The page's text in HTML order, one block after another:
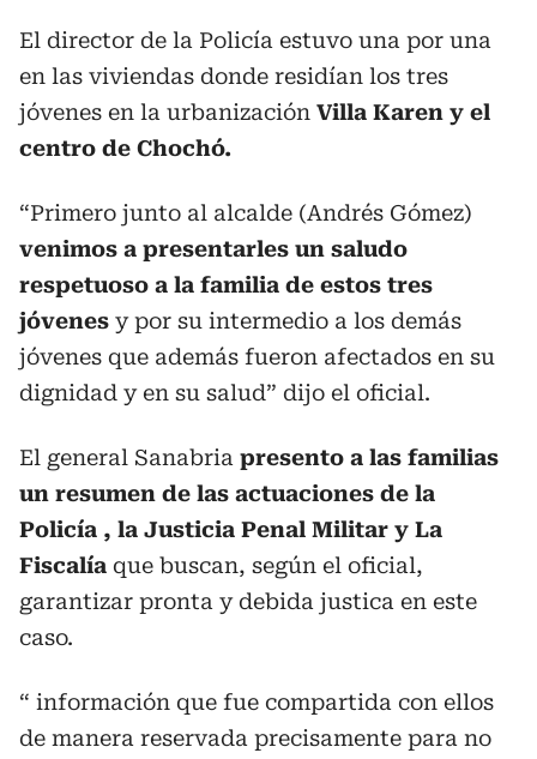
El director de la Policía estuvo una por una
en las viviendas donde residían los tres
jóvenes en la urbanización Villa Karen y el
centro de Chochó.
“Primero junto al alcalde (Andrés Gómez)
venimos a presentarles un saludo
respetuoso a la familia de estos tres
jóvenes y por su intermedio a los demás
jóvenes que además fueron afectados en su
dignidad y en su salud” dijo el oficial.
El general Sanabria presento a las familias
un resumen de las actuaciones de la
Policía , la Justicia Penal Militar y La
Fiscalía que buscan, según el oficial,
garantizar pronta y debida justica en este
caso.
“ información que fue compartida con ellos
de manera reservada precisamente para no